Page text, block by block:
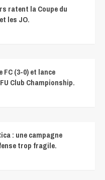
ratent la Coupe du
les JO.
FC (3-0) et lance
Club Championship.
: une campagne
trop fragile.